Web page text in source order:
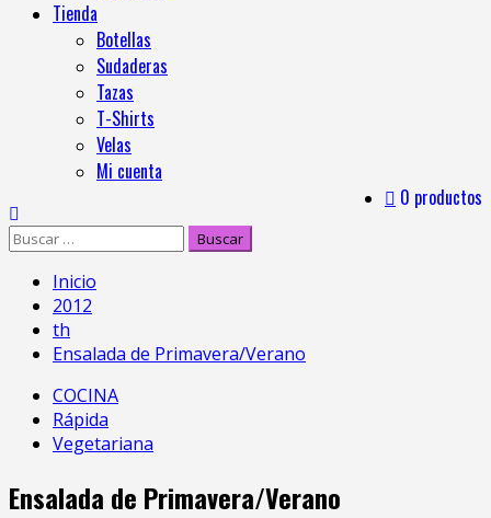
Tienda
Botellas
Sudaderas
Tazas
T-Shirts
Velas
Mi cuenta
0 productos
Inicio
2012
th
Ensalada de Primavera/Verano
COCINA
Rápida
Vegetariana
Ensalada de Primavera/Verano